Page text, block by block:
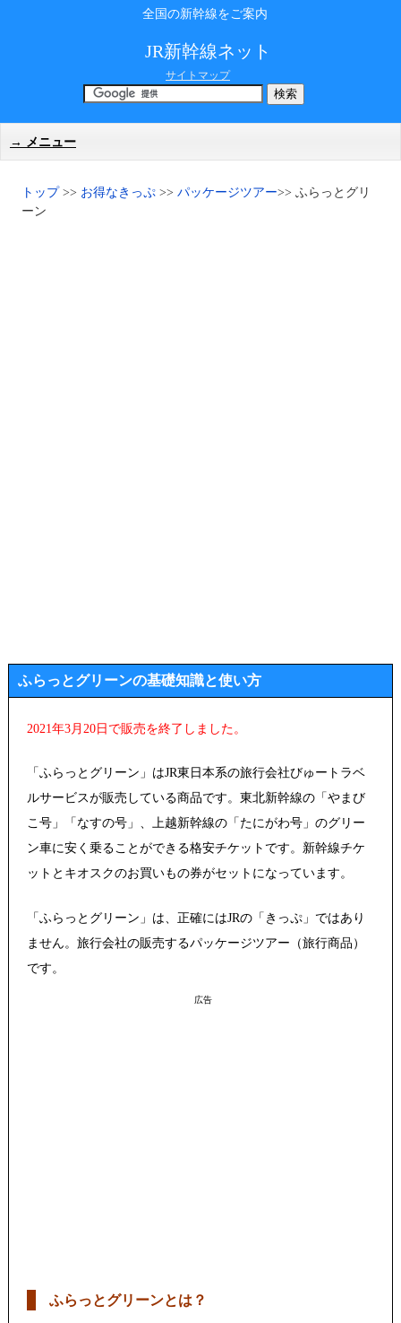
全国の新幹線をご案内
JR新幹線ネット
サイトマップ
メニュー
トップ>> お得なきっぷ>> パッケージツアー>> ふらっとグリ
ーン
ふらっとグリーンの基礎知識と使い方
2021年3月20日で販売を終了しました。
「ふらっとグリーン」はJR東日本系の旅行会社びゅートラベ
ルサービスが販売している商品です。東北新幹線の「やまび
こ号」「なすの号」、上越新幹線の「たにがわ号」のグリー
ン車に安く乗ることができる格安チケットです。新幹線チケ
ットとキオスクのお買いもの券がセットになっています。
「ふらっとグリーン」は、正確にはJRの「きっぷ」ではあり
ません。旅行会社の販売するパッケージツアー（旅行商品）
です。
広告
ふらっとグリーンとは？